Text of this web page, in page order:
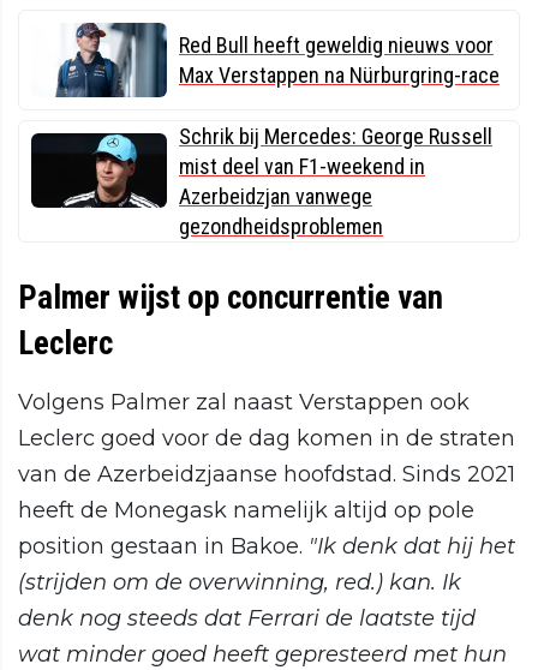
Red Bull heeft geweldig nieuws voor
Max Verstappen na Nürburgring-race
Schrik bij Mercedes: George Russell
mist deel van F1-weekend in
Azerbeidzjan vanwege
gezondheidsproblemen
Palmer wijst op concurrentie van
Leclerc
Volgens Palmer zal naast Verstappen ook
Leclerc goed voor de dag komen in de straten
van de Azerbeidzjaanse hoofdstad. Sinds 2021
heeft de Monegask namelijk altijd op pole
position gestaan in Bakoe. "Ik denk dat hij het
(strijden om de overwinning, red.) kan. Ik
denk nog steeds dat Ferrari de laatste tijd
wat minder goed heeft gepresteerd met hun